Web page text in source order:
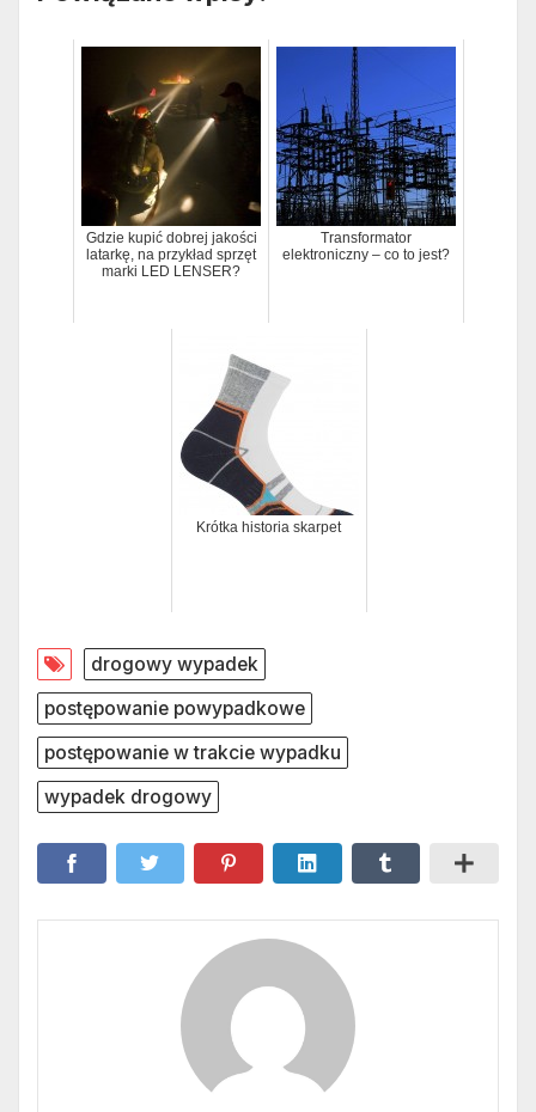
Gdzie kupić dobrej jakości
latarkę, na przykład sprzęt
marki LED LENSER?
Transformator
elektroniczny – co to jest?
Krótka historia skarpet
drogowy wypadek
postępowanie powypadkowe
postępowanie w trakcie wypadku
wypadek drogowy